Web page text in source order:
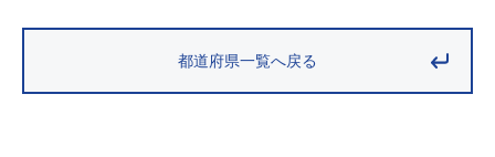
都道府県一覧へ戻る